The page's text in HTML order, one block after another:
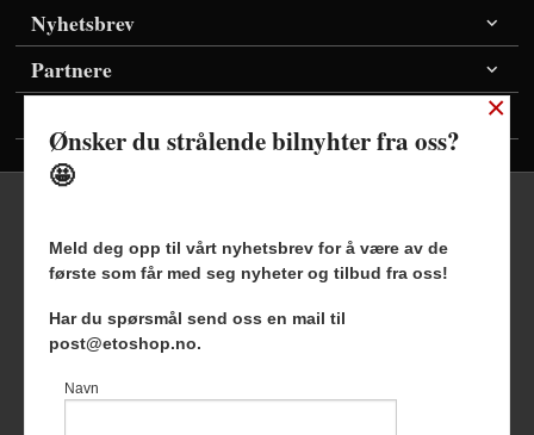
Nyhetsbrev
Partnere
Frakt Kjøpsbetingelser Sikkerhet og personvern
Nyhetsbrev Blogg
Foretaksregisteret 927127954
×
Ønsker du strålende bilnyhter fra oss?
🤩
Meld deg opp til vårt nyhetsbrev for å være av de
første som får med seg nyheter og tilbud fra oss!
Har du spørsmål send oss en mail til
post@etoshop.no.
Navn